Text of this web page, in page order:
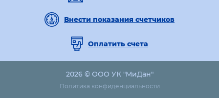
Внести показания счетчиков
Оплатить счета
2026 © ООО УК "МиДан"
Политика конфиденциальности